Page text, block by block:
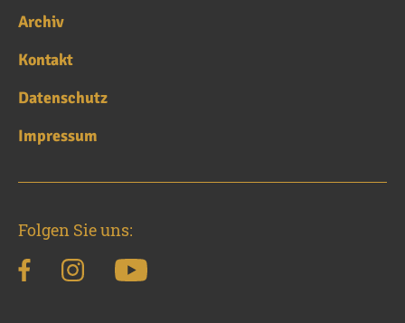
Archiv
Kontakt
Datenschutz
Impressum
Folgen Sie uns: